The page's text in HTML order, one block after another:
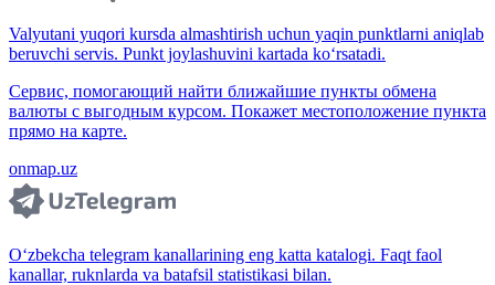
Valyutani yuqori kursda almashtirish uchun yaqin punktlarni aniqlab
beruvchi servis. Punkt joylashuvini kartada ko‘rsatadi.
Сервис, помогающий найти ближайшие пункты обмена
валюты с выгодным курсом. Покажет местоположение пункта
прямо на карте.
onmap.uz
O‘zbekcha telegram kanallarining eng katta katalogi. Faqt faol
kanallar, ruknlarda va batafsil statistikasi bilan.